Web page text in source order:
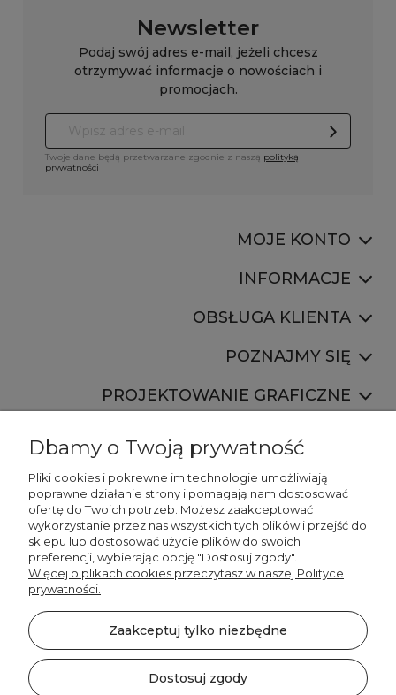
Newsletter
Podaj swój adres e-mail, jeżeli chcesz
otrzymywać informacje o nowościach i
promocjach.
Twoje dane będą przetwarzane zgodnie z naszą polityką
prywatności
MOJE KONTO
INFORMACJE
OBSŁUGA KLIENTA
POZNAJMY SIĘ
PROJEKTOWANIE GRAFICZNE
887 750 445
536 346 177
©2026 Wszelkie Prawa Zastrzeżone | DECORDRUK
Dbamy o Twoją prywatność
Pliki cookies i pokrewne im technologie umożliwiają
poprawne działanie strony i pomagają nam dostosować
ofertę do Twoich potrzeb. Możesz zaakceptować
wykorzystanie przez nas wszystkich tych plików i przejść do
sklepu lub dostosować użycie plików do swoich
preferencji, wybierając opcję "Dostosuj zgody".
Więcej o plikach cookies przeczytasz w naszej Polityce
prywatności.
Zaakceptuj tylko niezbędne
Dostosuj zgody